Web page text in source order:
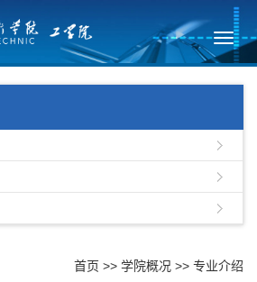
首页 >> 学院概况 >> 专业介绍